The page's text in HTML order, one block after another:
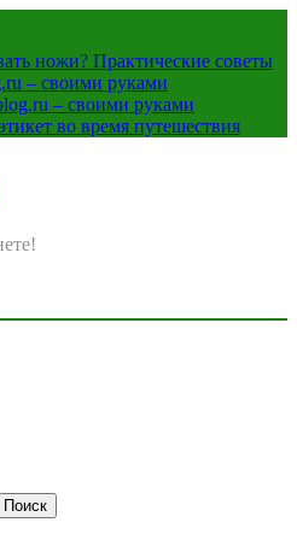
ножи? Практические советы
– своими руками
– своими руками
во время путешествия